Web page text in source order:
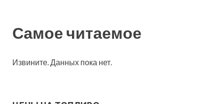
Самое читаемое
Извините. Данных пока нет.